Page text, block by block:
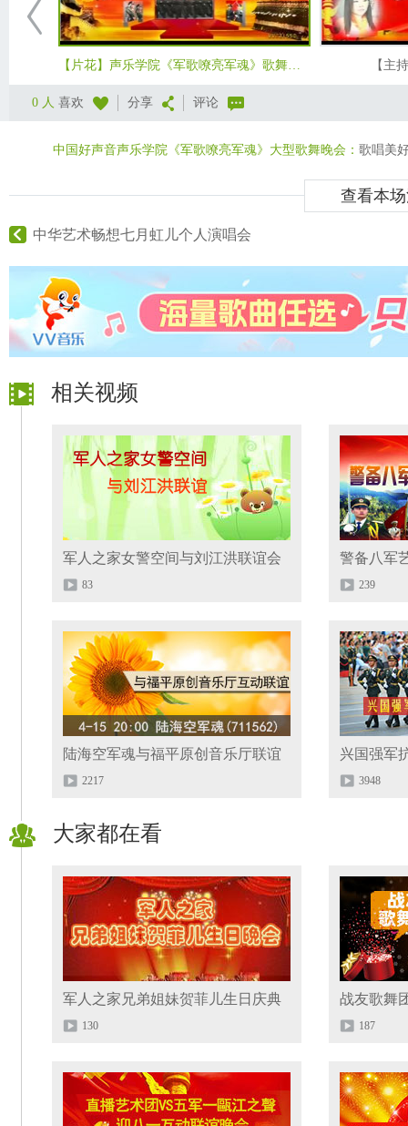
【片花】声乐学院《军歌嘹亮军魂》歌舞晚会 【主
0 人 喜欢 分享 评论
中国好声音声乐学院《军歌嘹亮军魂》大型歌舞晚会： 歌唱美
查看本
中华艺术畅想七月虹儿个人演唱会
相关视频
军人之家女警空间与刘江洪联谊会
83
警备八军
239
陆海空军魂与福平原创音乐厅联谊
2217
兴国强军
3948
大家都在看
军人之家兄弟姐妹贺菲儿生日庆典
130
战友歌舞
187